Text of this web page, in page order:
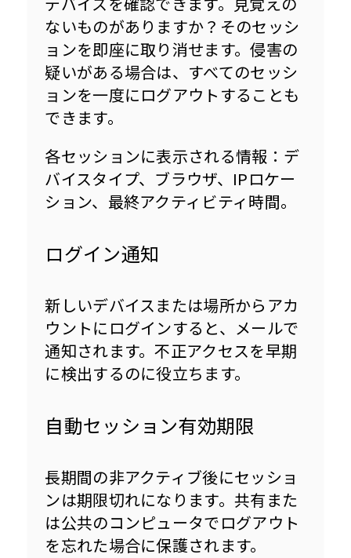
ないものがありますか？そのセッシ
ョンを即座に取り消せます。侵害の
疑いがある場合は、すべてのセッシ
ョンを一度にログアウトすることも
できます。
各セッションに表示される情報：デ
バイスタイプ、ブラウザ、IPロケー
ション、最終アクティビティ時間。
ログイン通知
新しいデバイスまたは場所からアカ
ウントにログインすると、メールで
通知されます。不正アクセスを早期
に検出するのに役立ちます。
自動セッション有効期限
長期間の非アクティブ後にセッショ
ンは期限切れになります。共有また
は公共のコンピュータでログアウト
を忘れた場合に保護されます。